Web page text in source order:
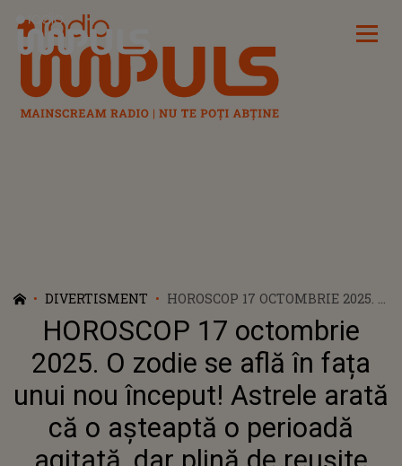
Radio Impuls
DIVERTISMENT
HOROSCOP 17 OCTOMBRIE 2025. O
ZODIE SE AFLĂ ÎN FAȚA UNUI
NOU ÎNCEPUT! ASTRELE ARATĂ
CĂ O AȘTEAPTĂ O PERIOADĂ
AGITATĂ, DAR PLINĂ DE REUȘITE
HOROSCOP 17 octombrie
2025. O zodie se află în fața
unui nou început! Astrele arată
că o așteaptă o perioadă